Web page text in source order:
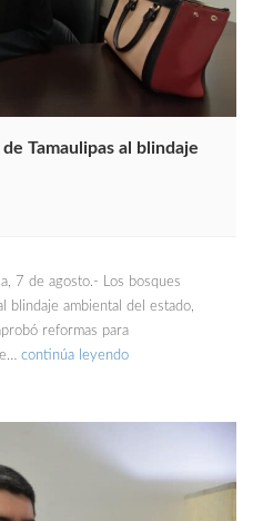
Tamaulipas al blindaje
7 de agosto.- Los bosques
blindaje ambiental del estado,
reformas para
continúa leyendo